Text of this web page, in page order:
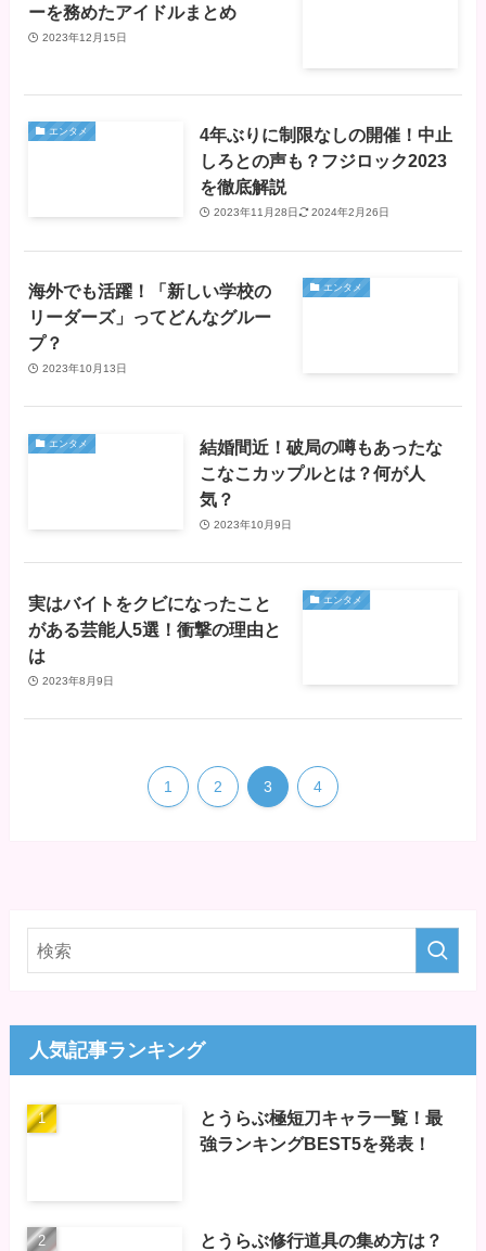
ーを務めたアイドルまとめ
2023年12月15日
エンタメ
4年ぶりに制限なしの開催！中止
しろとの声も？フジロック2023
を徹底解説
2023年11月28日 2024年2月26日
エンタメ
海外でも活躍！「新しい学校の
リーダーズ」ってどんなグルー
プ？
2023年10月13日
エンタメ
結婚間近！破局の噂もあったな
こなこカップルとは？何が人
気？
2023年10月9日
エンタメ
実はバイトをクビになったこと
がある芸能人5選！衝撃の理由と
は
2023年8月9日
1 2 3 4
人気記事ランキング
とうらぶ極短刀キャラ一覧！最
強ランキングBEST5を発表！
とうらぶ修行道具の集め方は？